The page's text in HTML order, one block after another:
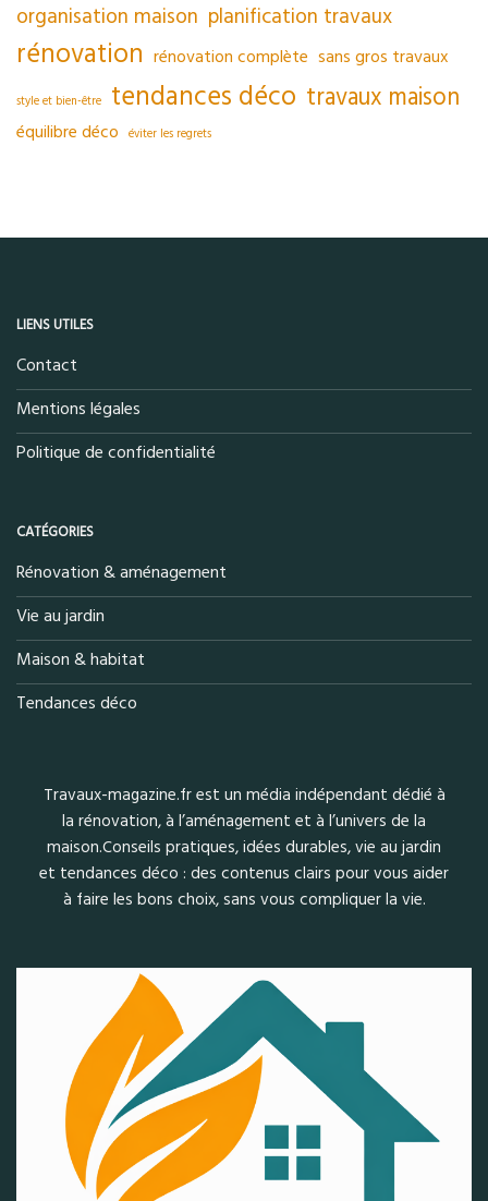
organisation maison planification travaux
rénovation rénovation complète sans gros travaux
style et bien-être tendances déco travaux maison
équilibre déco éviter les regrets
LIENS UTILES
Contact
Mentions légales
Politique de confidentialité
CATÉGORIES
Rénovation & aménagement
Vie au jardin
Maison & habitat
Tendances déco
Travaux-magazine.fr est un média indépendant dédié à
la rénovation, à l’aménagement et à l’univers de la
maison.Conseils pratiques, idées durables, vie au jardin
et tendances déco : des contenus clairs pour vous aider
à faire les bons choix, sans vous compliquer la vie.